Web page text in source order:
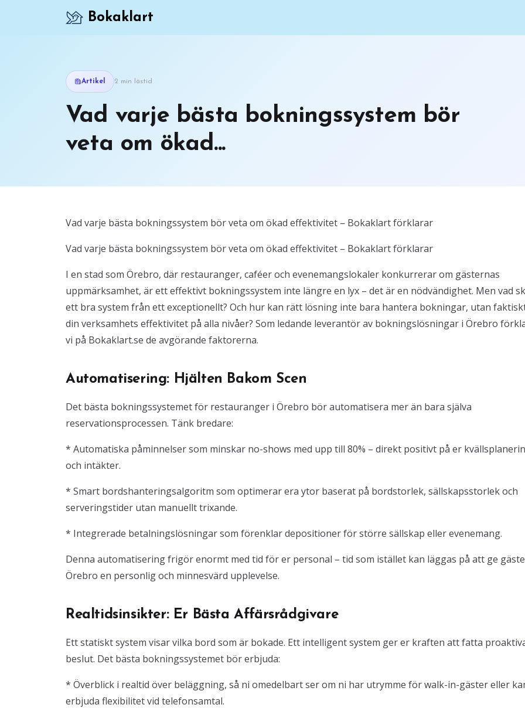
Bokaklart
Artikel 2 min lästid
Vad varje bästa bokningssystem bör
veta om ökad...
Vad varje bästa bokningssystem bör veta om ökad effektivitet – Bokaklart förklarar
Vad varje bästa bokningssystem bör veta om ökad effektivitet – Bokaklart förklarar
I en stad som Örebro, där restauranger, caféer och evenemangslokaler konkurrerar om gästernas
uppmärksamhet, är ett effektivt bokningssystem inte längre en lyx – det är en nödvändighet. Men vad
ett bra system från ett exceptionellt? Och hur kan rätt lösning inte bara hantera bokningar, utan
din verksamhets effektivitet på alla nivåer? Som ledande leverantör av bokningslösningar i Örebro
vi på Bokaklart.se de avgörande faktorerna.
Automatisering: Hjälten Bakom Scen
Det bästa bokningssystemet för restauranger i Örebro bör automatisera mer än bara själva
reservationsprocessen. Tänk bredare:
* Automatiska påminnelser som minskar no-shows med upp till 80% – direkt positivt på er
och intäkter.
* Smart bordshanteringsalgoritm som optimerar era ytor baserat på bordstorlek, sällskapsstorlek och
serveringstider utan manuellt trixande.
* Integrerade betalningslösningar som förenklar depositioner för större sällskap eller evenemang.
Denna automatisering frigör enormt med tid för er personal – tid som istället kan läggas på att ge
Örebro en personlig och minnesvärd upplevelse.
Realtidsinsikter: Er Bästa Affärsrådgivare
Ett statiskt system visar vilka bord som är bokade. Ett intelligent system ger er kraften att fatta
beslut. Det bästa bokningssystemet bör erbjuda:
* Överblick i realtid över beläggning, så ni omedelbart ser om ni har utrymme för walk-in-gäster eller
erbjuda flexibilitet vid telefonsamtal.